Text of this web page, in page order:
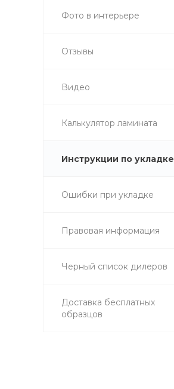
Фото в интерьере
Отзывы
Видео
Калькулятор ламината
Инструкции по укладке
Ошибки при укладке
Правовая информация
Черный список дилеров
Доставка бесплатных
образцов